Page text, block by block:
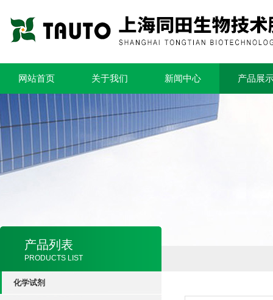
网站首页 关于我们 新闻中心 产品展
产品列表
PRODUCTS LIST
化学试剂